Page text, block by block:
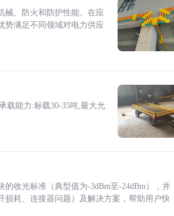
械、防火和防护性能。在应
势满足不同领域对电力供应
载能力:标载30-35吨,最大允
收光标准（典型值为-3dBm至-24dBm），并
损耗、连接器问题）及解决方案，帮助用户快